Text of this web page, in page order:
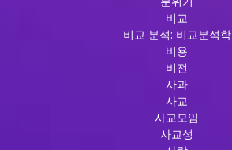
비교
비교 분석: 비교분석학
비용
비전
사과
사교
사교모임
사교성